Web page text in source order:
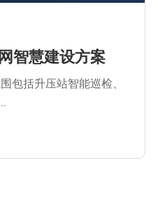
智慧建设方案
包括升压站智能巡检、